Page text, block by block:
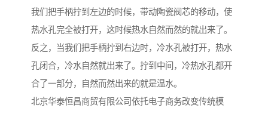
我们把手柄拧到左边的时候，带动陶瓷阀芯的移动，使
热水孔完全被打开，这时候热水自然而然的就出来了。
反之，当我们把手柄拧到右边时，冷水孔被打开，热水
孔闭合，冷水自然就出来了。拧到中间，冷热水孔都开
合了一部分，自然而然出来的就是温水。
北京华泰恒昌商贸有限公司依托电子商务改变传统模